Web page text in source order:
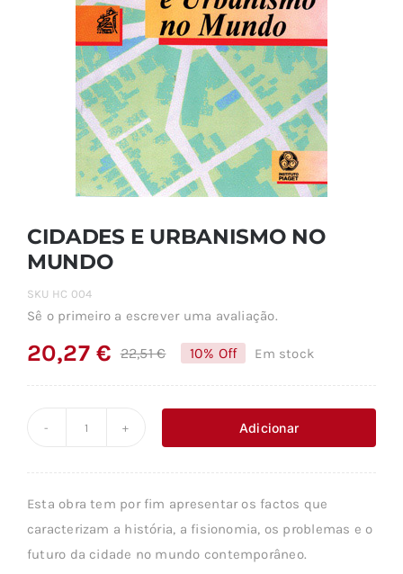
CIDADES E URBANISMO NO
MUNDO
SKU HC 004
Sê o primeiro a escrever uma avaliação.
22,51€O
original
era:
20,27€
O
é:
10% Off Em stock
Adicionar
Esta obra tem por fim apresentar os factos que
caracterizam a história, a fisionomia, os problemas e o
futuro da cidade no mundo contemporâneo.